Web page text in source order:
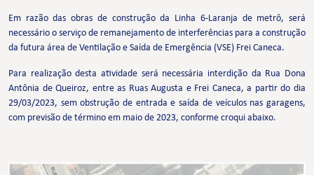
Em razão das obras de construção da Linha 6-Laranja de metrô, será
necessário o serviço de remanejamento de interferências para a construção
da futura área de Ventilação e Saída de Emergência (VSE) Frei Caneca.
Para realização desta atividade será necessária interdição da Rua Dona
Antônia de Queiroz, entre as Ruas Augusta e Frei Caneca, a partir do dia
29/03/2023, sem obstrução de entrada e saída de veículos nas garagens,
com previsão de término em maio de 2023, conforme croqui abaixo.